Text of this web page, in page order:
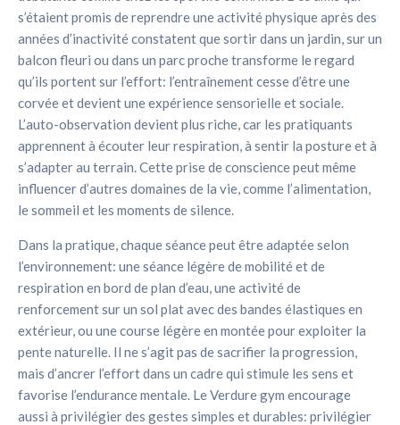
s’étaient promis de reprendre une activité physique après des
années d’inactivité constatent que sortir dans un jardin, sur un
balcon fleuri ou dans un parc proche transforme le regard
qu’ils portent sur l’effort: l’entraînement cesse d’être une
corvée et devient une expérience sensorielle et sociale.
L’auto-observation devient plus riche, car les pratiquants
apprennent à écouter leur respiration, à sentir la posture et à
s’adapter au terrain. Cette prise de conscience peut même
influencer d’autres domaines de la vie, comme l’alimentation,
le sommeil et les moments de silence.
Dans la pratique, chaque séance peut être adaptée selon
l’environnement: une séance légère de mobilité et de
respiration en bord de plan d’eau, une activité de
renforcement sur un sol plat avec des bandes élastiques en
extérieur, ou une course légère en montée pour exploiter la
pente naturelle. Il ne s’agit pas de sacrifier la progression,
mais d’ancrer l’effort dans un cadre qui stimule les sens et
favorise l’endurance mentale. Le Verdure gym encourage
aussi à privilégier des gestes simples et durables: privilégier